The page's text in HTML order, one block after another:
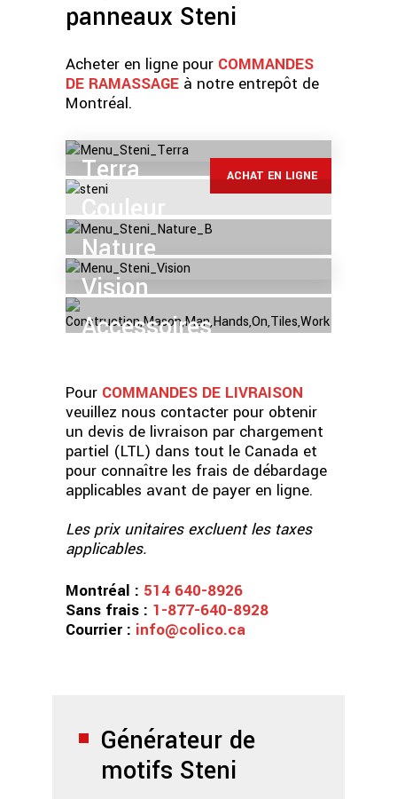
panneaux Steni
Acheter en ligne pour COMMANDES
DE RAMASSAGE à notre entrepôt de
Montréal.
Terra ACHAT EN LIGNE
Couleur
Nature
Vision
Accessoires
Pour COMMANDES DE LIVRAISON
veuillez nous contacter pour obtenir
un devis de livraison par chargement
partiel (LTL) dans tout le Canada et
pour connaître les frais de débardage
applicables avant de payer en ligne.
Les prix unitaires excluent les taxes
applicables.
Montréal : 514 640-8926
Sans frais : 1-877-640-8928
Courrier : info@colico.ca
Générateur de
motifs Steni